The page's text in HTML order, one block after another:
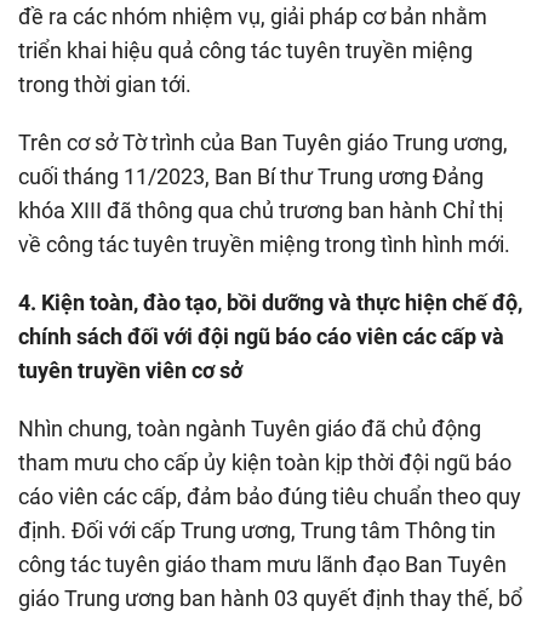
đề ra các nhóm nhiệm vụ, giải pháp cơ bản nhằm
triển khai hiệu quả công tác tuyên truyền miệng
trong thời gian tới.
Trên cơ sở Tờ trình của Ban Tuyên giáo Trung ương,
cuối tháng 11/2023, Ban Bí thư Trung ương Đảng
khóa XIII đã thông qua chủ trương ban hành Chỉ thị
về công tác tuyên truyền miệng trong tình hình mới.
4. Kiện toàn, đào tạo, bồi dưỡng và thực hiện chế độ,
chính sách đối với đội ngũ báo cáo viên các cấp và
tuyên truyền viên cơ sở
Nhìn chung, toàn ngành Tuyên giáo đã chủ động
tham mưu cho cấp ủy kiện toàn kịp thời đội ngũ báo
cáo viên các cấp, đảm bảo đúng tiêu chuẩn theo quy
định. Đối với cấp Trung ương, Trung tâm Thông tin
công tác tuyên giáo tham mưu lãnh đạo Ban Tuyên
giáo Trung ương ban hành 03 quyết định thay thế, bổ